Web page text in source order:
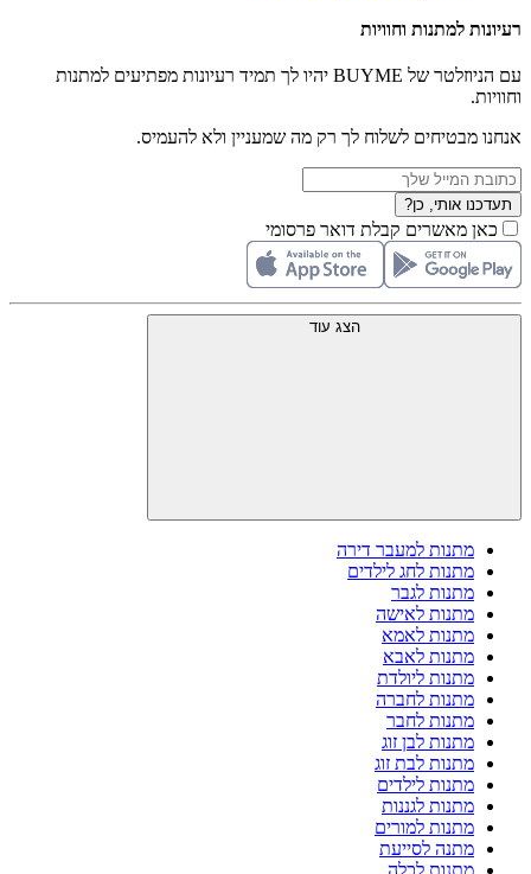
רעיונות למתנות וחוויות
עם הניוזלטר של BUYME יהיו לך תמיד רעיונות מפתיעים למתנות
וחוויות.
אנחנו מבטיחים לשלוח לך רק מה שמעניין ולא להעמיס.
תעדכנו אותי, כן?
כאן מאשרים קבלת דואר פרסומי
הצג עוד
מתנות למעבר דירה
מתנות לחג לילדים
מתנות לגבר
מתנות לאישה
מתנות לאמא
מתנות לאבא
מתנות ליולדת
מתנות לחברה
מתנות לחבר
מתנות לבן זוג
מתנות לבת זוג
מתנות לילדים
מתנות לגננות
מתנות למורים
מתנה לסייעת
מתנות לכלה